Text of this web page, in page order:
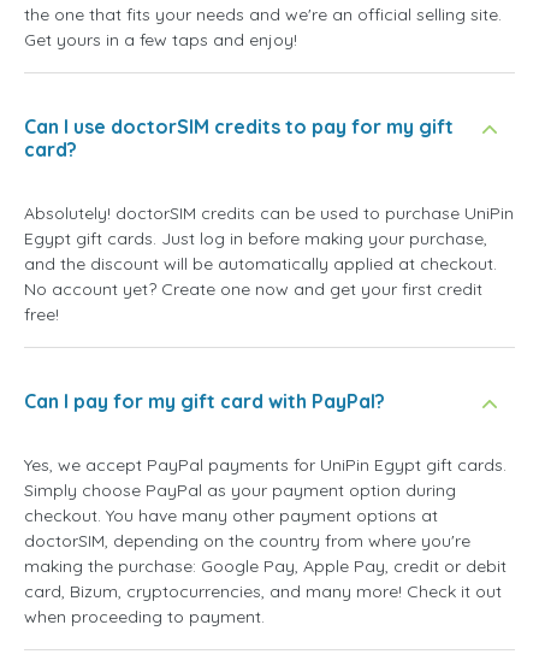
the one that fits your needs and we're an official selling site.
Get yours in a few taps and enjoy!
Can I use doctorSIM credits to pay for my gift
card?
Absolutely! doctorSIM credits can be used to purchase UniPin
Egypt gift cards. Just log in before making your purchase,
and the discount will be automatically applied at checkout.
No account yet? Create one now and get your first credit
free!
Can I pay for my gift card with PayPal?
Yes, we accept PayPal payments for UniPin Egypt gift cards.
Simply choose PayPal as your payment option during
checkout. You have many other payment options at
doctorSIM, depending on the country from where you're
making the purchase: Google Pay, Apple Pay, credit or debit
card, Bizum, cryptocurrencies, and many more! Check it out
when proceeding to payment.